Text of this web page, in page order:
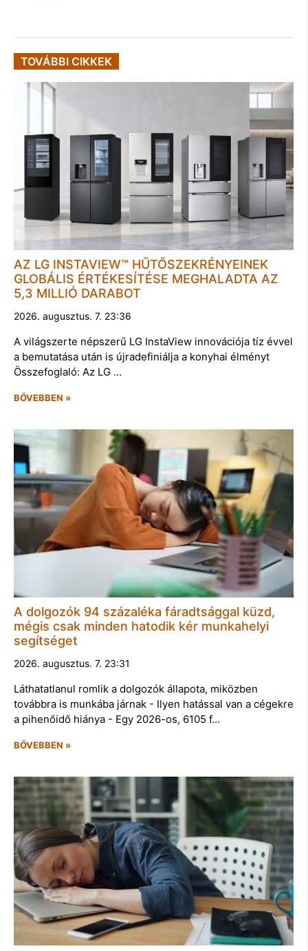
TOVÁBBI CIKKEK
AZ LG INSTAVIEW™ HŰTŐSZEKRÉNYEINEK
GLOBÁLIS ÉRTÉKESÍTÉSE MEGHALADTA AZ
5,3 MILLIÓ DARABOT
2026. augusztus. 7. 23:36
A világszerte népszerű LG InstaView innovációja tíz évvel
a bemutatása után is újradefiniálja a konyhai élményt
Összefoglaló: Az LG …
BŐVEBBEN »
A dolgozók 94 százaléka fáradtsággal küzd,
mégis csak minden hatodik kér munkahelyi
segítséget
2026. augusztus. 7. 23:31
Láthatatlanul romlik a dolgozók állapota, miközben
továbbra is munkába járnak - Ilyen hatással van a cégekre
a pihenőidő hiánya - Egy 2026-os, 6105 f…
BŐVEBBEN »